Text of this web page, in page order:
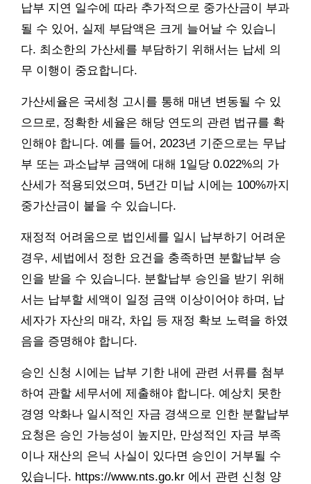
납부 지연 일수에 따라 추가적으로 중가산금이 부과
될 수 있어, 실제 부담액은 크게 늘어날 수 있습니
다. 최소한의 가산세를 부담하기 위해서는 납세 의
무 이행이 중요합니다.
가산세율은 국세청 고시를 통해 매년 변동될 수 있
으므로, 정확한 세율은 해당 연도의 관련 법규를 확
인해야 합니다. 예를 들어, 2023년 기준으로는 무납
부 또는 과소납부 금액에 대해 1일당 0.022%의 가
산세가 적용되었으며, 5년간 미납 시에는 100%까지
중가산금이 붙을 수 있습니다.
재정적 어려움으로 법인세를 일시 납부하기 어려운
경우, 세법에서 정한 요건을 충족하면 분할납부 승
인을 받을 수 있습니다. 분할납부 승인을 받기 위해
서는 납부할 세액이 일정 금액 이상이어야 하며, 납
세자가 자산의 매각, 차입 등 재정 확보 노력을 하였
음을 증명해야 합니다.
승인 신청 시에는 납부 기한 내에 관련 서류를 첨부
하여 관할 세무서에 제출해야 합니다. 예상치 못한
경영 악화나 일시적인 자금 경색으로 인한 분할납부
요청은 승인 가능성이 높지만, 만성적인 자금 부족
이나 재산의 은닉 사실이 있다면 승인이 거부될 수
있습니다. https://www.nts.go.kr 에서 관련 신청 양